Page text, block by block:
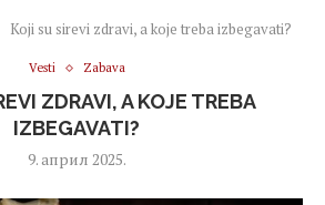
Koji su sirevi zdravi, a koje treba izbegavati?
Vesti Zabava
ZDRAVI, A KOJE TREBA
IZBEGAVATI?
9. април 2025.